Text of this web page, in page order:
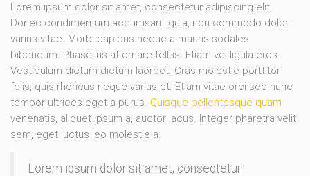
Lorem ipsum dolor sit amet, consectetur adipiscing elit.
Donec condimentum accumsan ligula, non commodo dolor
varius vitae. Morbi dapibus neque a mauris sodales
bibendum. Phasellus at ornare tellus. Etiam vel ligula eros.
Vestibulum dictum dictum laoreet. Cras molestie porttitor
felis, quis rhoncus neque varius et. Etiam vitae orci sed nunc
tempor ultrices eget a purus. Quisque pellentesque quam
venenatis, aliquet ipsum a, auctor lacus. Integer pharetra velit
sem, eget luctus leo molestie a.
Lorem ipsum dolor sit amet, consectetur